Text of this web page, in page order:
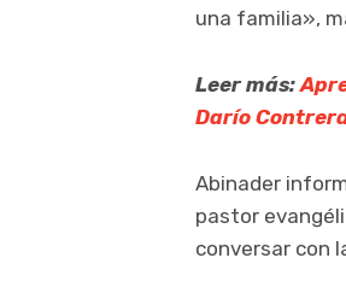
una familia»,
Leer más:
Darío
Abinader
pastor
conversar con